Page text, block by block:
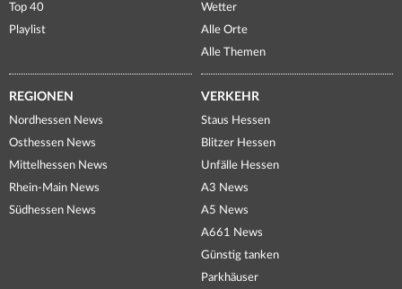
Top 40
Playlist
Wetter
Alle Orte
Alle Themen
REGIONEN
Nordhessen News
Osthessen News
Mittelhessen News
Rhein-Main News
Südhessen News
VERKEHR
Staus Hessen
Blitzer Hessen
Unfälle Hessen
A3 News
A5 News
A661 News
Günstig tanken
Parkhäuser